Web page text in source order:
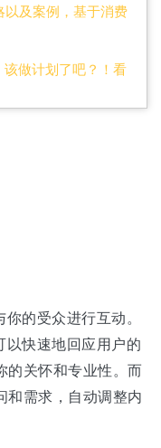
及案例，基于消费
做计划了吧？！看
的受众进行互动。
以快速地回应用户的
的关怀和专业性。而
和需求，自动调整内